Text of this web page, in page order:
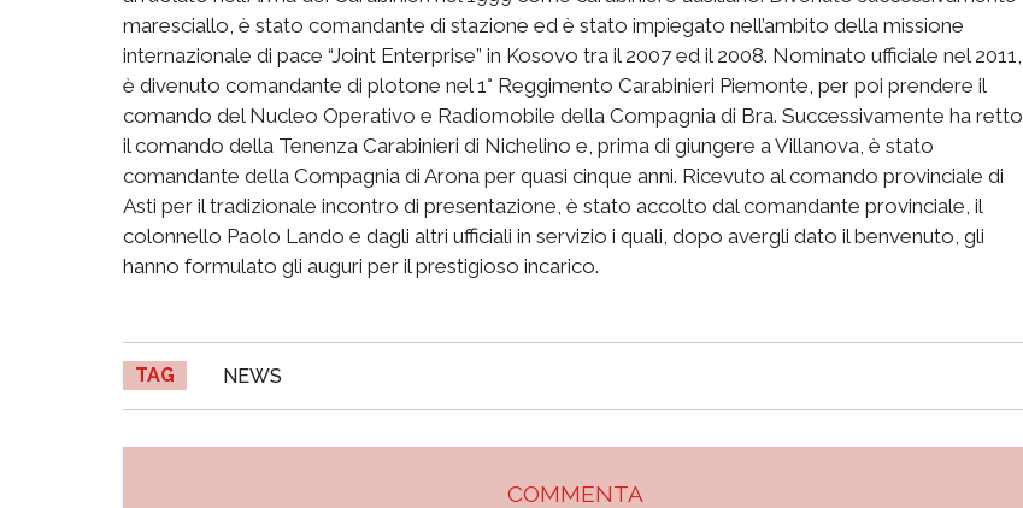
maresciallo, è stato comandante di stazione ed è stato impiegato nell’ambito della missione
internazionale di pace “Joint Enterprise” in Kosovo tra il 2007 ed il 2008. Nominato ufficiale nel 2011,
è divenuto comandante di plotone nel 1° Reggimento Carabinieri Piemonte, per poi prendere il
comando del Nucleo Operativo e Radiomobile della Compagnia di Bra. Successivamente ha retto
il comando della Tenenza Carabinieri di Nichelino e, prima di giungere a Villanova, è stato
comandante della Compagnia di Arona per quasi cinque anni. Ricevuto al comando provinciale di
Asti per il tradizionale incontro di presentazione, è stato accolto dal comandante provinciale, il
colonnello Paolo Lando e dagli altri ufficiali in servizio i quali, dopo avergli dato il benvenuto, gli
hanno formulato gli auguri per il prestigioso incarico.
TAG NEWS
COMMENTA